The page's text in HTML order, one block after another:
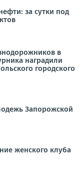
за сутки под
в
наградили
городского
Запорожской
женского клуба